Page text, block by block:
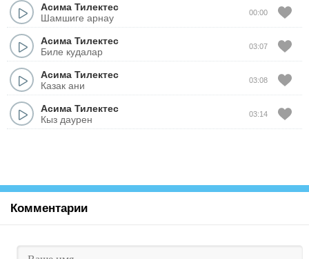
Асима Тилектес
Шамшиге арнау
00:00
Асима Тилектес
Биле кудалар
03:07
Асима Тилектес
Казак ани
03:08
Асима Тилектес
Кыз даурен
03:14
Комментарии